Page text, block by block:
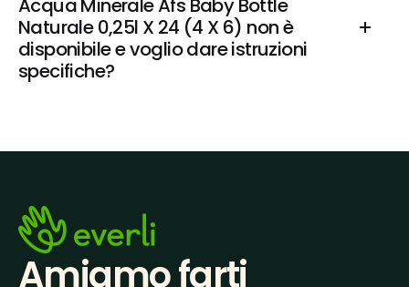
Acqua Minerale Afs Baby Bottle
Naturale 0,25l X 24 (4 X 6) non è
disponibile e voglio dare istruzioni
specifiche?
Amiamo farti